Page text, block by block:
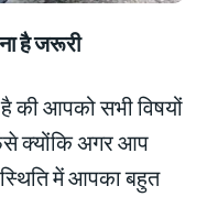
है जरूरी
की आपको सभी विषयों
क्योंकि अगर आप
में आपका बहुत